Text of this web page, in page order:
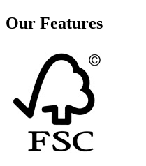
Our Features